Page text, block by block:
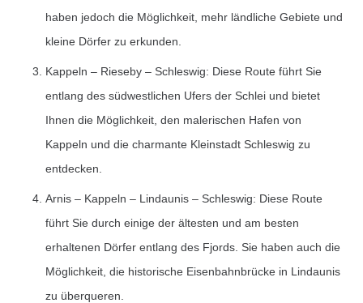
haben jedoch die Möglichkeit, mehr ländliche Gebiete und
kleine Dörfer zu erkunden.
Kappeln – Rieseby – Schleswig: Diese Route führt Sie
entlang des südwestlichen Ufers der Schlei und bietet
Ihnen die Möglichkeit, den malerischen Hafen von
Kappeln und die charmante Kleinstadt Schleswig zu
entdecken.
Arnis – Kappeln – Lindaunis – Schleswig: Diese Route
führt Sie durch einige der ältesten und am besten
erhaltenen Dörfer entlang des Fjords. Sie haben auch die
Möglichkeit, die historische Eisenbahnbrücke in Lindaunis
zu überqueren.